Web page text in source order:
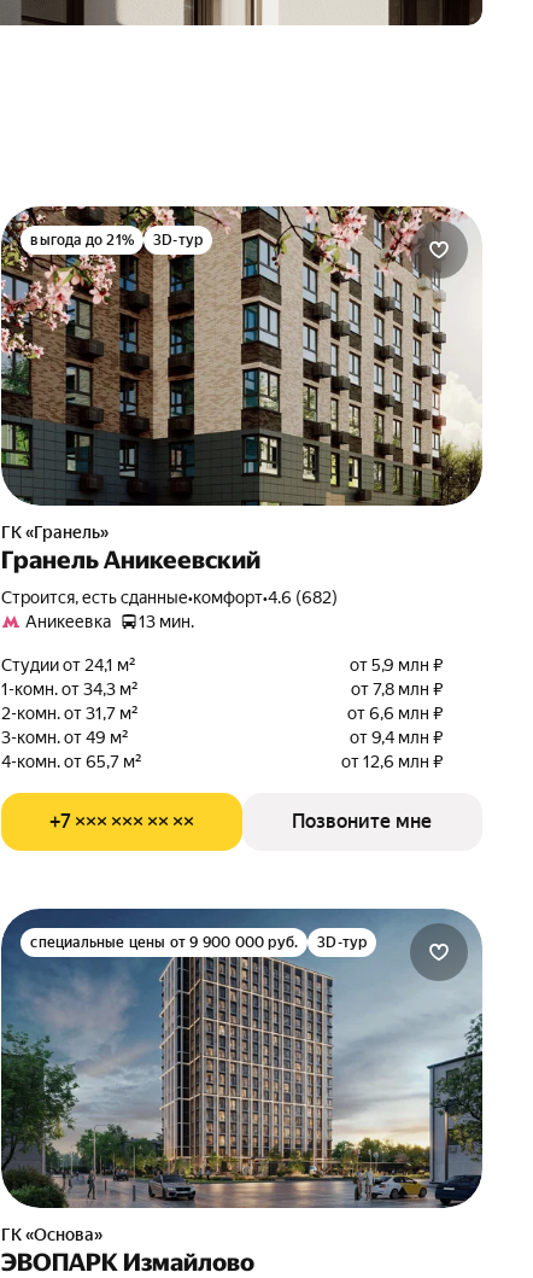
выгода до 21% 3D-тур
ГК «Гранель»
Гранель Аникеевский
Строится, есть сданные•комфорт•4.6 (682)
Аникеевка
13 мин.
Студии от 24,1 м²
от 5,9 млн ₽
1-комн. от 34,3 м²
от 7,8 млн ₽
2-комн. от 31,7 м²
от 6,6 млн ₽
3-комн. от 49 м²
от 9,4 млн ₽
4-комн. от 65,7 м²
от 12,6 млн ₽
+7 ××× ××× ×× ×× Позвоните мне
специальные цены от 9 900 000 руб. 3D-тур
ГК «Основа»
ЭВОПАРК Измайлово